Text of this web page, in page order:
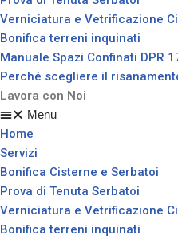
Verniciatura e Vetrificazione
Bonifica terreni inquinati
Manuale Spazi Confinati DPR
Perché scegliere il
Lavora con Noi
Menu
Home
Servizi
Bonifica Cisterne e Serbatoi
Prova di Tenuta Serbatoi
Verniciatura e Vetrificazione
Bonifica terreni inquinati